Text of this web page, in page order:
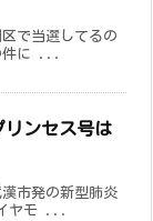
で当選してるの
件に ...
リンセス号は
市発の新型肺炎
ヤモ ...